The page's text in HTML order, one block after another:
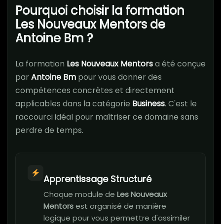
Pourquoi choisir la formation
Les Nouveaux Mentors de
Antoine Bm ?
La formation Les Nouveaux Mentorsa été conçue
parAntoine Bm pour vous donner des
compétences concrètes et directement
applicables dans la catégorie Business. C'est le
raccourci idéal pour maîtriser ce domaine sans
perdre de temps.
Apprentissage Structuré
Chaque module de Les Nouveaux
Mentorsest organisé de manière
logique pour vous permettre d'assimiler